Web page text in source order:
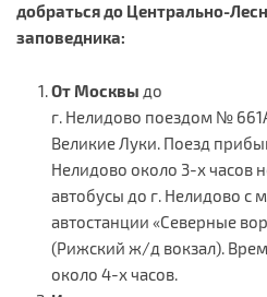
добраться до Центрально-
заповедника:
От Москвы до
г. Нелидово поездом №
Великие Луки. Поезд
Нелидово около 3-х часов
автобусы до г. Нелидово с
автостанции «Северные
(Рижский ж/д вокзал).
около 4-х часов.